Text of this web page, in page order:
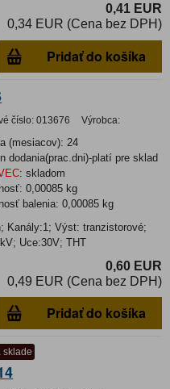
0,41 EUR
0,34 EUR (Cena bez DPH)
Pridať do košíka
číslo: 013676 Výrobca:
(mesiacov): 24
dodania(prac.dni)-platí pre sklad
: skladom
0,00085 kg
balenia:0,00085 kg
Kanály:1; Výst: tranzistorové;
Uce:30V; THT
0,60 EUR
0,49 EUR (Cena bez DPH)
Pridať do košíka
sklade